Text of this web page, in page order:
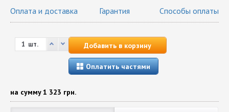
Оплата и доставка
Гарантия Способы оплаты
шт. Добавить в корзину
Оплатить частями
на сумму1 323 грн.